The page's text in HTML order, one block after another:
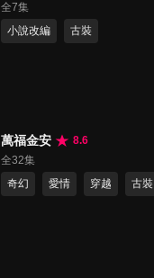
全7集
小說改編
古裝
萬福金安
8.6
全32集
奇幻
愛情 穿越 古裝